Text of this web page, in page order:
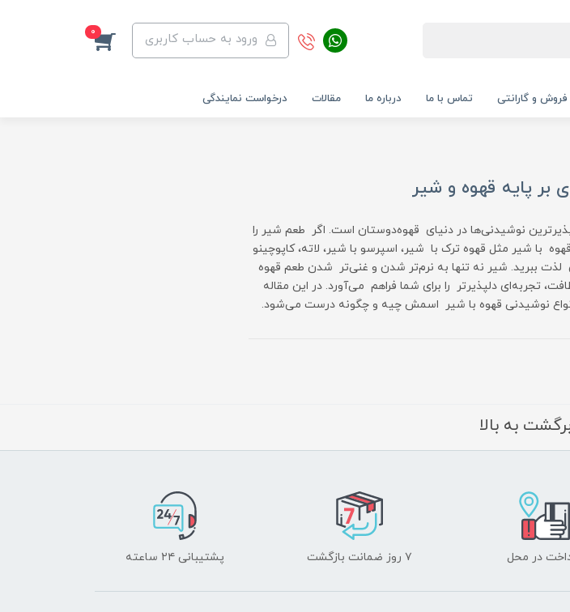
ورود به حساب کاربری 0
و گارانتی تماس با ما درباره ما مقالات درخواست نمایندگی
بر پایه قهوه و شیر
نوشیدنی‌ها در دنیای قهوه‌دوستان است. اگر طعم شیر را
با شیر مثل قهوه ترک با شیر، اسپرسو با شیر، لاته، کاپوچینو
لذت ببرید. شیر نه تنها به نرم‌تر شدن و غنی‌تر شدن طعم قهوه
تجربه‌ای دلپذیرتر را برای شما فراهم می‌آورد. در این مقاله
نوشیدنی قهوه با شیر اسمش چیه و چگونه درست می‌شود.
به بالا
در محل ۷ روز ضمانت بازگشت پشتیبانی ۲۴ ساعته